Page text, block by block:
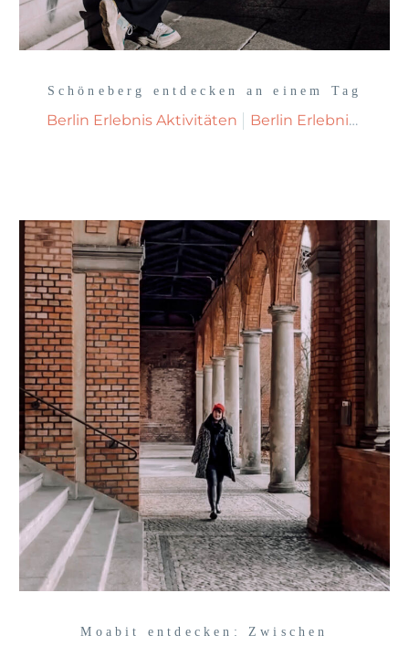
Schöneberg entdecken an einem Tag
Berlin Erlebnis Aktivitäten Berlin Erlebnisse Sehenswürdigkeiten
Moabit entdecken: Zwischen